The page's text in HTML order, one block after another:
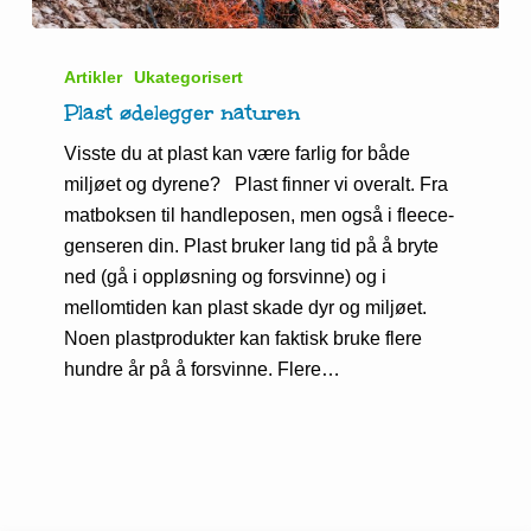
ødelegger
naturen
Artikler Ukategorisert
Plast ødelegger naturen
Visste du at plast kan være farlig for både
miljøet og dyrene? Plast finner vi overalt. Fra
matboksen til handleposen, men også i fleece-
genseren din. Plast bruker lang tid på å bryte
ned (gå i oppløsning og forsvinne) og i
mellomtiden kan plast skade dyr og miljøet.
Noen plastprodukter kan faktisk bruke flere
hundre år på å forsvinne. Flere…